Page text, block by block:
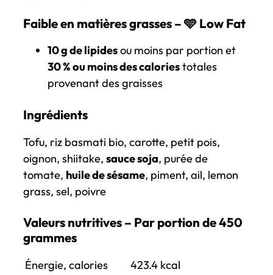
Faible en matières grasses – 🩵Low Fat
10 g de lipidesou moins par portion et
30 % ou moins des caloriestotales
provenant des graisses
Ingrédients
Tofu, riz basmati bio, carotte, petit pois,
oignon, shiitake, sauce soja, purée de
tomate, huile de sésame, piment, ail, lemon
grass, sel, poivre
Valeurs nutritives – Par portion de 450
grammes
Énergie, calories 423.4 kcal